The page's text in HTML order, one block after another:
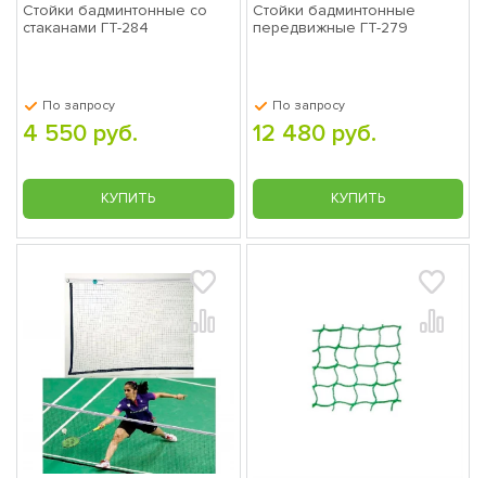
Стойки бадминтонные со
стаканами ГТ-284
По запросу
4 550 руб.
КУПИТЬ
Стойки бадминтонные
передвижные ГТ-279
По запросу
12 480 руб.
КУПИТЬ